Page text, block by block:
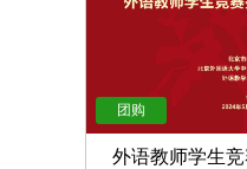
外语教师学生